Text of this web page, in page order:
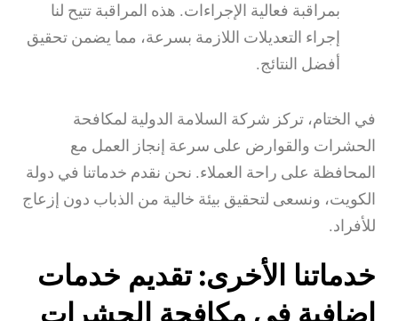
بمراقبة فعالية الإجراءات. هذه المراقبة تتيح لنا
إجراء التعديلات اللازمة بسرعة، مما يضمن تحقيق
أفضل النتائج.
في الختام، تركز شركة السلامة الدولية لمكافحة
الحشرات والقوارض على سرعة إنجاز العمل مع
المحافظة على راحة العملاء. نحن نقدم خدماتنا في دولة
الكويت، ونسعى لتحقيق بيئة خالية من الذباب دون إزعاج
للأفراد.
خدماتنا الأخرى: تقديم خدمات
إضافية في مكافحة الحشرات